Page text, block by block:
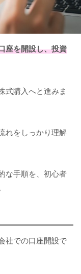
座を開設し、投資
式購入へと進みま
れをしっかり理解
な手順を、初心者
社での口座開設で